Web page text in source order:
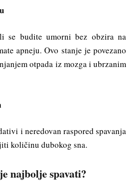
se budite umorni bez obzira na
apneju. Ovo stanje je povezano
otpada iz mozga i ubrzanim
i neredovan raspored spavanja
količinu dubokog sna.
najbolje spavati?